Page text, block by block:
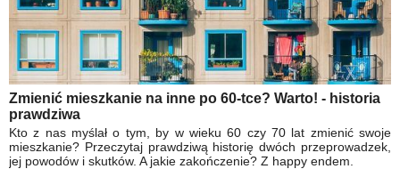
Zmienić mieszkanie na inne po 60-tce? Warto! - historia
prawdziwa
Kto z nas myślał o tym, by w wieku 60 czy 70 lat zmienić swoje
mieszkanie? Przeczytaj prawdziwą historię dwóch przeprowadzek,
jej powodów i skutków. A jakie zakończenie? Z happy endem.